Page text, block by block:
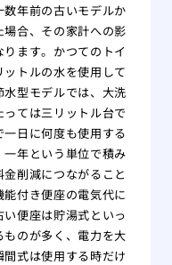
年前の古いモデルか
合、その家計への影
ます。かつてのトイ
トルの水を使用して
型モデルでは、大洗
ては三リットル台で
日に何度も使用する
年という単位で積み
削減につながること
付き便座の電気代に
便座は貯湯式といっ
のが多く、電力を大
式は使用する時だけ